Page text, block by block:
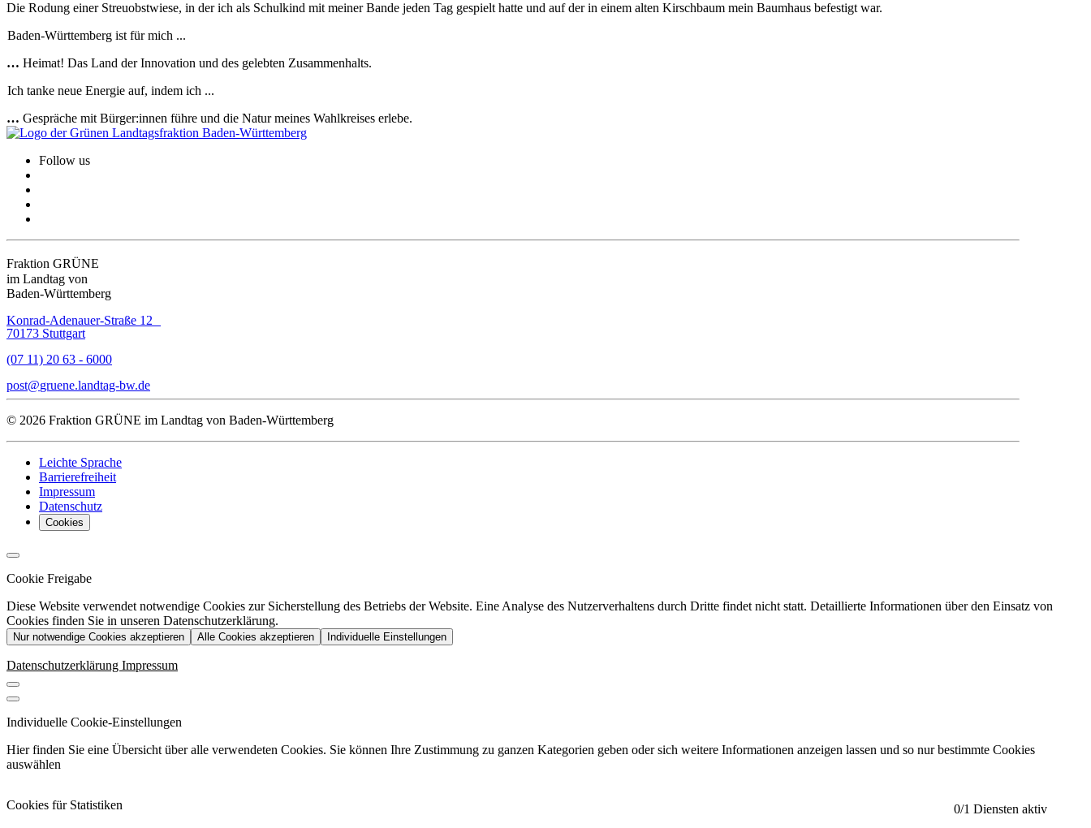
Die Rodung einer Streuobstwiese, in der ich als Schulkind mit meiner Bande jeden Tag gespielt hatte und auf der in einem alten Kirschbaum mein Baumhaus befestigt war.
Baden-Württemberg ist für mich ...
… Heimat! Das Land der Innovation und des gelebten Zusammenhalts.
Ich tanke neue Energie auf, indem ich ...
… Gespräche mit Bürger:innen führe und die Natur meines Wahlkreises erlebe.
Follow us
Fraktion GRÜNE
im Landtag von
Baden-Württemberg
Konrad-Adenauer-Straße 12
70173 Stuttgart
(07 11) 20 63 - 6000
post
gruene.landtag-bw de
© 2026 Fraktion GRÜNE im Landtag von Baden-Württemberg
Leichte Sprache
Barrierefreiheit
Impressum
Datenschutz
Cookies
Cookie Freigabe
Diese Website verwendet notwendige Cookies zur Sicherstellung des Betriebs der Website. Eine Analyse des Nutzerverhaltens durch Dritte findet nicht statt. Detaillierte Informationen über den Einsatz von
Cookies finden Sie in unseren Datenschutzerklärung.
Nur notwendige Cookies akzeptieren Alle Cookies akzeptieren Individuelle Einstellungen
Datenschutzerklärung Impressum
Individuelle Cookie-Einstellungen
Hier finden Sie eine Übersicht über alle verwendeten Cookies. Sie können Ihre Zustimmung zu ganzen Kategorien geben oder sich weitere Informationen anzeigen lassen und so nur bestimmte Cookies
auswählen
Cookies für Statistiken 0/1 Diensten aktiv